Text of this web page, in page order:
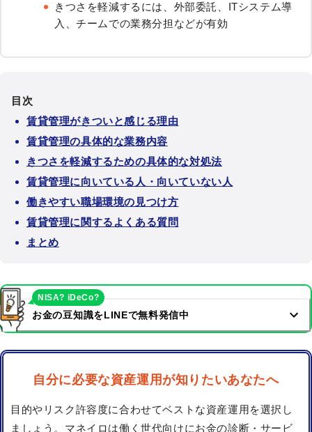
きつさを軽減するには、外部委託、ITシステム導
入、チームでの業務分担などが有効
目次
賃貸管理がきついと感じる理由
賃貸管理の具体的な業務内容
きつさを軽減するための具体的な対処法
賃貸管理に向いている人・向いていない人
働きやすい職場環境の見つけ方
賃貸管理に関するよくある質問
まとめ
お金の豆知識をLINEで無料発信中
NISA? iDeCo?
自分に必要な資産運用が知りたいあなたへ
目的やリスク許容度に合わせてベストな資産運用を選択し
ましょう。マネイロは働く世代向けにお金の診断・サービ